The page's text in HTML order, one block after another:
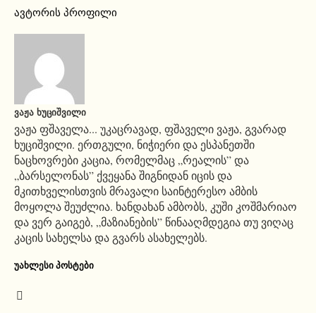
ავტორის პროფილი
ᲕᲐᲟᲐ ᲮᲣᲪᲘᲨᲕᲘᲚᲘ
ვაჟა ფშაველა... უკაცრავად, ფშაველი ვაჟა, გვარად
ხუციშვილი. ერთგული, ნიჭიერი და ესპანეთში
ნაცხოვრები კაცია, რომელმაც „რეალის” და
„ბარსელონას” ქვეყანა შიგნიდან იცის და
მკითხველისთვის მრავალი საინტერესო ამბის
მოყოლა შეუძლია. ხანდახან ამბობს, კუში კოშმარიაო
და ვერ გაიგებ, „მაზიანების” წინააღმდეგია თუ ვიღაც
კაცის სახელსა და გვარს ასახელებს.
ᲣᲐᲮᲚᲔᲡᲘ ᲞᲝᲡᲢᲔᲑᲘ